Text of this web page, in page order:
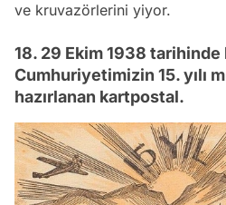
ve kruvazörlerini yiyor.
18. 29 Ekim 1938 tarihinde
Cumhuriyetimizin 15. yılı
hazırlanan kartpostal.